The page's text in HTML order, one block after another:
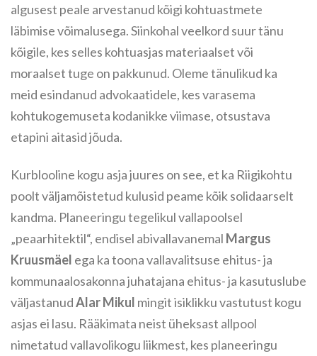
algusest peale arvestanud kõigi kohtuastmete
läbimise võimalusega. Siinkohal veelkord suur tänu
kõigile, kes selles kohtuasjas materiaalset või
moraalset tuge on pakkunud. Oleme tänulikud ka
meid esindanud advokaatidele, kes varasema
kohtukogemuseta kodanikke viimase, otsustava
etapini aitasid jõuda.
Kurblooline kogu asja juures on see, et ka Riigikohtu
poolt väljamõistetud kulusid peame kõik solidaarselt
kandma. Planeeringu tegelikul vallapoolsel
„peaarhitektil“, endisel abivallavanemal Margus
Kruusmäel ega ka toona vallavalitsuse ehitus- ja
kommunaalosakonna juhatajana ehitus- ja kasutuslube
väljastanudAlar Mikul mingit isiklikku vastutust kogu
asjas ei lasu. Rääkimata neist üheksast allpool
nimetatud vallavolikogu liikmest, kes planeeringu